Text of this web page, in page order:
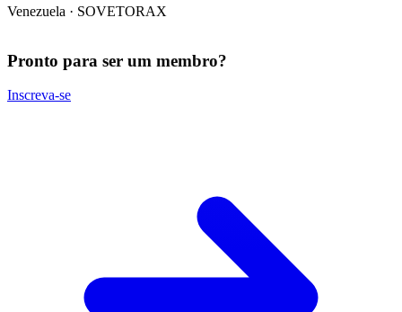
Venezuela · SOVETORAX
Pronto para ser um membro?
Inscreva-se